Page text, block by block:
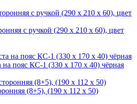
с ручкой (290 х 210 х 60), цвет
пояс КС-1 (330 х 170 х 40) чёрная
(8+5), (190 х 112 х 50)